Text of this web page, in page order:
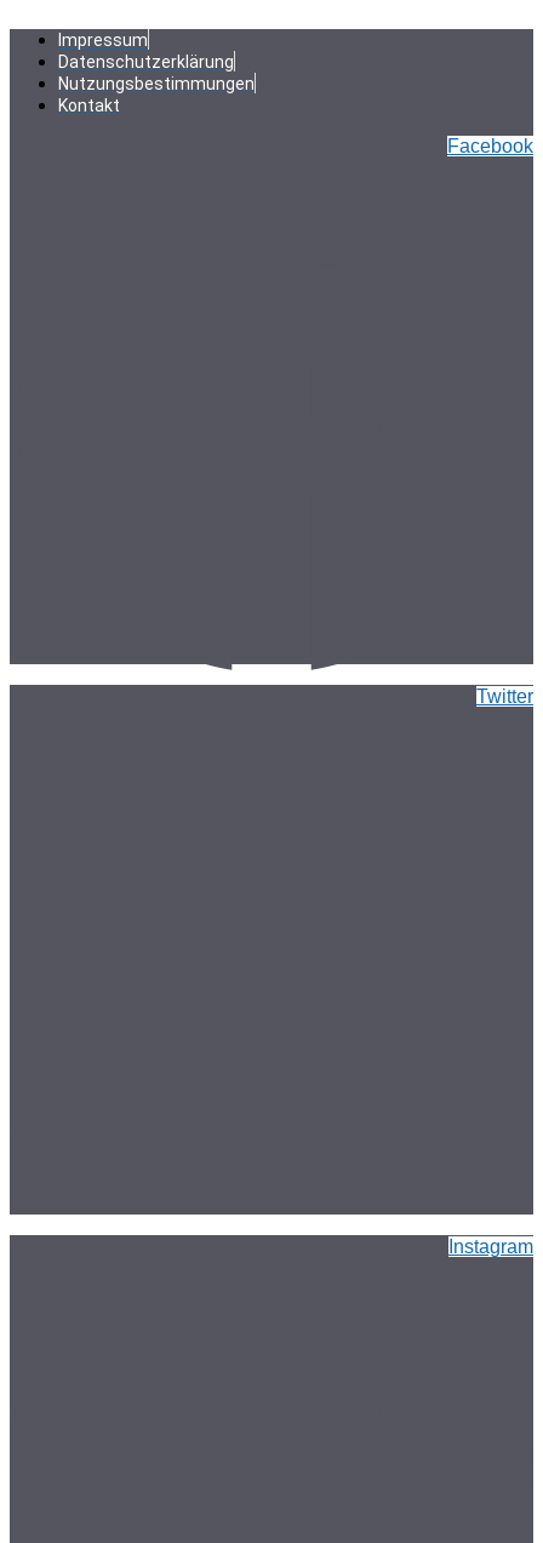
Inhalt
springen
Impressum
Datenschutzerklärung
Nutzungsbestimmungen
Kontakt
Facebook
Twitter
Instagram